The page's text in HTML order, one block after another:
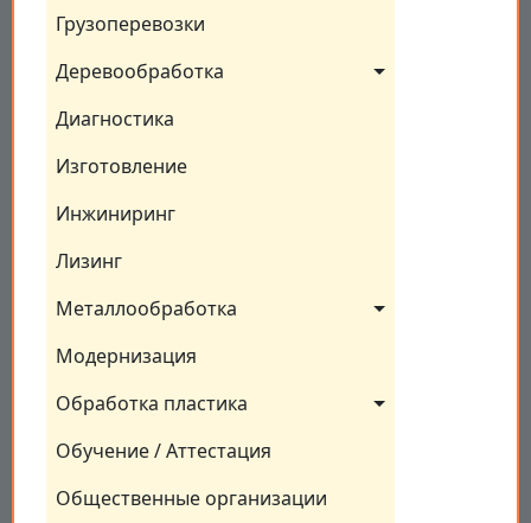
Грузоперевозки
Деревообработка
Диагностика
Изготовление
Инжиниринг
Лизинг
Металлообработка
Модернизация
Обработка пластика
Обучение / Аттестация
Общественные организации